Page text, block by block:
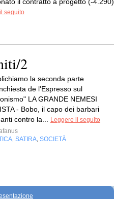
seguito
2
la seconda parte
de l'Espresso sul
LA GRANDE NEMESI
- Bobo, il capo dei barbari
contro la...
Leggere il seguito
SATIRA SOCIETÀ